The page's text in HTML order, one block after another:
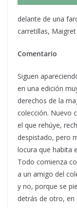
delante de una
carretillas,
Comentario
Siguen
en una edición
derechos de la
colección. Nuevo
el que rehúye,
despistado, pero
locura que habita
Todo comienza
a un amigo del
y no, porque se
detrás de otro, en